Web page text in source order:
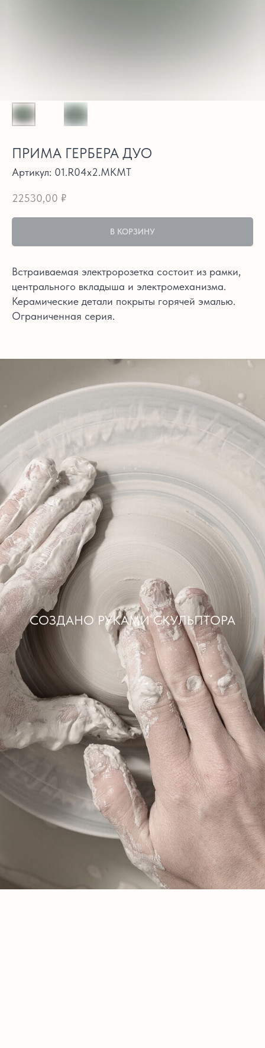
ПРИМА ГЕРБЕРА ДУО
Артикул: 01.R04x2.MKMT
22530,00 ₽
В КОРЗИНУ
Встраиваемая электророзетка состоит из рамки,
центрального вкладыша и электромеханизма.
Керамические детали покрыты горячей эмалью.
Ограниченная серия.
СОЗДАНО РУКАМИ СКУЛЬПТОРА